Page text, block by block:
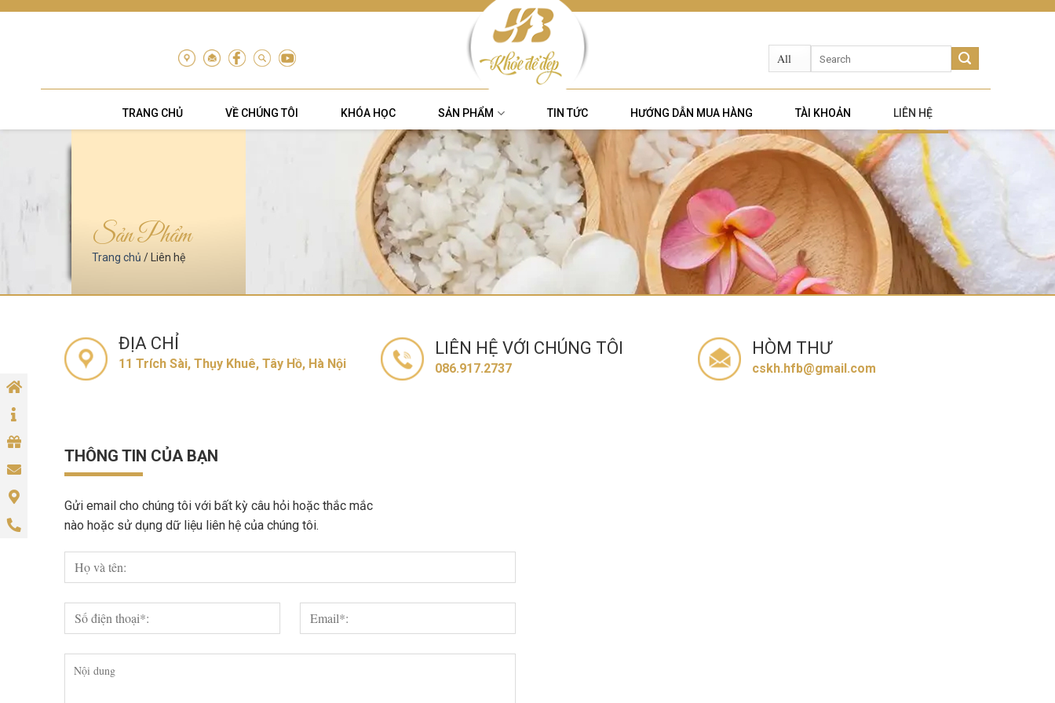
Search
for:
TRANG CHỦ VỀ CHÚNG TÔI KHÓA HỌC SẢN PHẨM TIN TỨC HƯỚNG DẪN MUA HÀNG TÀI KHOẢN LIÊN HỆ
Sản Phẩm
Trang chủ / Liên hệ
ĐỊA CHỈ
11 Trích Sài, Thụy Khuê, Tây Hồ, Hà Nội
LIÊN HỆ VỚI CHÚNG TÔI
086.917.2737
HÒM THƯ
cskh.hfb@gmail.com
THÔNG TIN CỦA BẠN
Gửi email cho chúng tôi với bất kỳ câu hỏi hoặc thắc mắc
nào hoặc sử dụng dữ liệu liên hệ của chúng tôi.